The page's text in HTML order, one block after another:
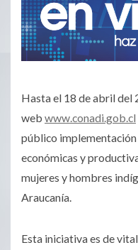
Hasta el 18 de abril del
web www.conadi.gob.cl
público
económicas y
mujeres y hombres
Araucanía.
Esta iniciativa es de